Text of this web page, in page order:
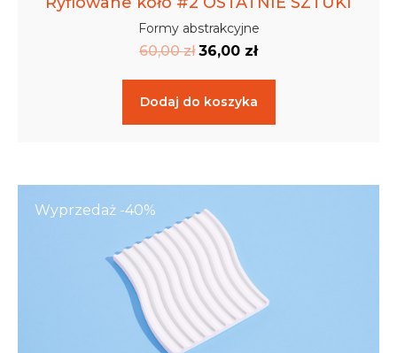
Formy abstrakcyjne
60,00zł 36,00 zł
Dodaj do koszyka
Wyprzedaż -40%